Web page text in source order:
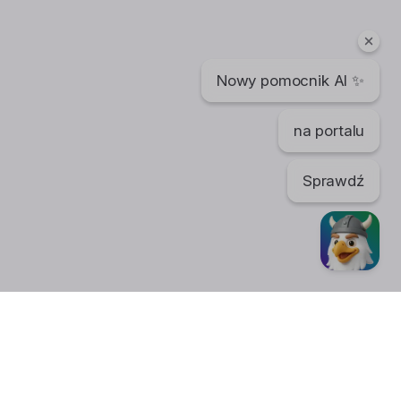
Nowy pomocnik AI ✨
na portalu
Sprawdź